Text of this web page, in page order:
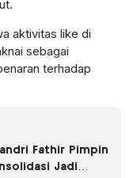
aktivitas like di
sebagai
terhadap
Fathir Pimpin
Jadi